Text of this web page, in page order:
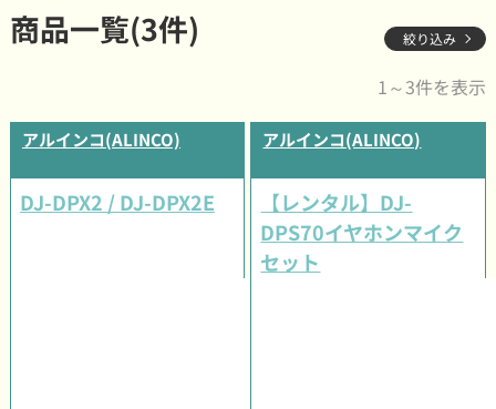
商品一覧(3件) 絞り込み
1～3件を表示
アルインコ(ALINCO)
DJ-DPX2 / DJ-DPX2E
アルインコ(ALINCO)
【レンタル】DJ-
DPS70イヤホンマイク
セット